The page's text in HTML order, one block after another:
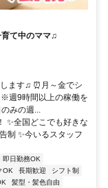
て中のママ♫
ます♫ ⏰月～金でシ
週9時間以上の稼働を
みの週...
✨全国どこでも好きな
制 ✨今いるスタッフ
即日勤務OK
OK 長期歓迎
シフト制
髪型・髪色自由